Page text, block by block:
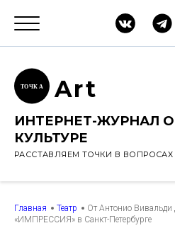
ТОЧК А Art
ИНТЕРНЕТ-ЖУРНАЛ
КУЛЬТУРЕ
РАССТАВЛЯЕМ ТОЧКИ В ВОПРОСАХ
Главная Театр
От Антонио Вивальди
«ИМПРЕССИЯ» в Санкт-Петербурге